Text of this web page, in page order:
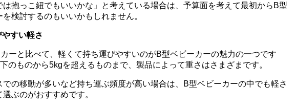
は抱っこ紐でもいいかな」と考えている場合は、予算面を考えて最初からB型
検討するのもいいかもしれません。
すい軽さ
ーと比べて、軽くて持ち運びやすいのがB型ベビーカーの魅力の一つです
のものから5kgを超えるものまで、製品によって重さはさまざまです。
での移動が多いなど持ち運ぶ頻度が高い場合は、B型ベビーカーの中でも軽さ
選ぶのがおすすめです。